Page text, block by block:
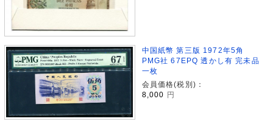
中国紙幣 第三版 1972年5角
PMG社 67EPQ 透かし有 完未品
一枚
会員価格(税別)：
8,000
円